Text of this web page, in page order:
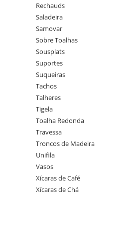
Rechauds
Saladeira
Samovar
Sobre Toalhas
Sousplats
Suportes
Suqueiras
Tachos
Talheres
Tigela
Toalha Redonda
Travessa
Troncos de Madeira
Unifila
Vasos
Xícaras de Café
Xícaras de Chá